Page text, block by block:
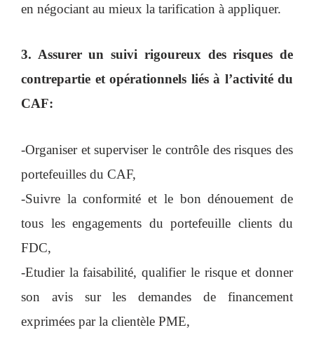
en négociant au mieux la tarification à appliquer.
3. Assurer un suivi rigoureux des risques de
contrepartie et opérationnels liés à l’activité du
CAF:
-Organiser et superviser le contrôle des risques des
portefeuilles du CAF,
-Suivre la conformité et le bon dénouement de
tous les engagements du portefeuille clients du
FDC,
-Etudier la faisabilité, qualifier le risque et donner
son avis sur les demandes de financement
exprimées par la clientèle PME,